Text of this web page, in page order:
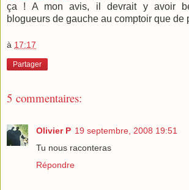
ça ! A mon avis, il devrait y avoir
blogueurs de gauche au comptoir que de
à 17:17
Partager
5 commentaires:
Olivier P 19 septembre, 2008 19:51
Tu nous raconteras
Répondre